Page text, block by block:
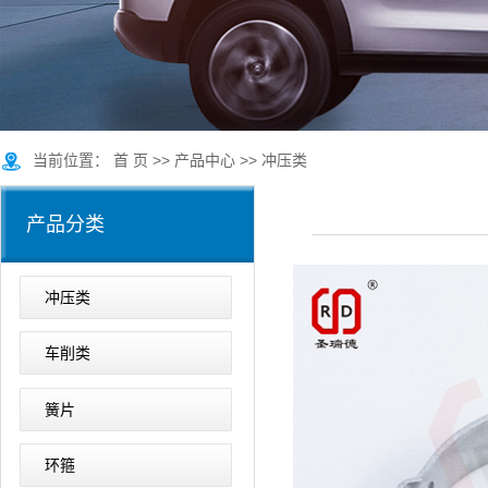
当前位置： 首 页 >> 产品中心 >> 冲压类
产品分类
冲压类
车削类
簧片
环箍